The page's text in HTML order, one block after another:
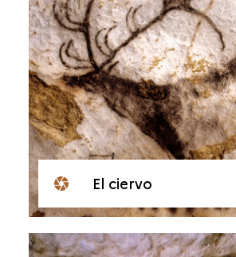
El ciervo